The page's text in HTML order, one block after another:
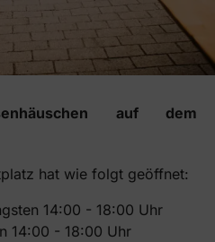
auf dem
hat wie folgt geöffnet:
14:00 - 18:00 Uhr
14:00 - 18:00 Uhr